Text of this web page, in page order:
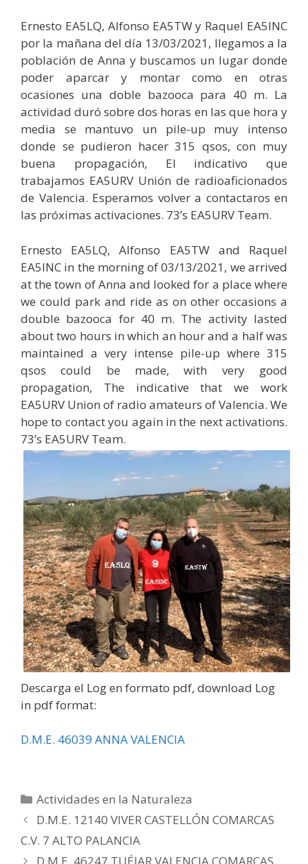
Ernesto EA5LQ, Alfonso EA5TW y Raquel EA5INC
por la mañana del día 13/03/2021, llegamos a la
población de Anna y buscamos un lugar donde
poder aparcar y montar como en otras
ocasiones una doble bazooca para 40 m. La
actividad duró sobre dos horas en las que hora y
media se mantuvo un pile-up muy intenso
donde se pudieron hacer 315 qsos, con muy
buena propagación, El indicativo que
trabajamos EA5URV Unión de radioaficionados
de Valencia. Esperamos volver a contactaros en
las próximas activaciones. 73’s EA5URV Team.
Ernesto EA5LQ, Alfonso EA5TW and Raquel
EA5INC in the morning of 03/13/2021, we arrived
at the town of Anna and looked for a place where
we could park and ride as on other occasions a
double bazooca for 40 m. The activity lasted
about two hours in which an hour and a half was
maintained a very intense pile-up where 315
qsos could be made, with very good
propagation, The indicative that we work
EA5URV Union of radio amateurs of Valencia. We
hope to contact you again in the next activations.
73’s EA5URV Team.
Descarga el Log en formato pdf, download Log
in pdf format:
D.M.E. 46039 ANNA VALENCIA
Categorías
Actividades en la Naturaleza
D.M.E. 12140 VIVER CASTELLÓN COMARCAS
C.V. 7 ALTO PALANCIA
D.M.E. 46247 TUÉJAR VALENCIA COMARCAS